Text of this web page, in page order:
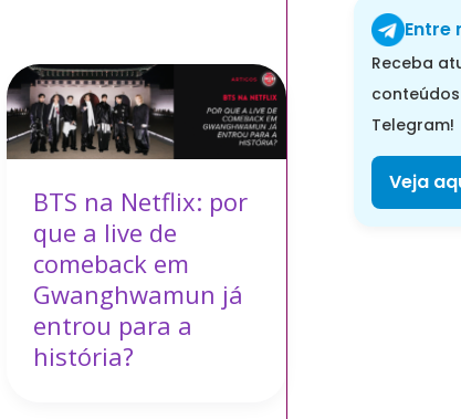
BTS na Netflix: por
que a live de
comeback em
Gwanghwamun já
entrou para a
história?
Entre
Receba
Telegram!
Veja